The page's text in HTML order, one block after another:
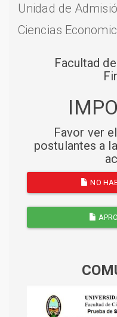
Unidad de
Ciencias
Facultad
Favor ver
postulantes a
NO